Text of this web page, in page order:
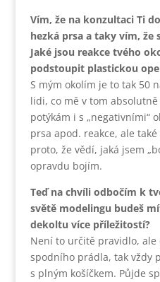
Vím, že na konzultaci Ti
hezká prsa a taky vím,
Jaké jsou reakce tvého
podstoupit plastickou
S mým okolím je to tak 50
lidi, co mě v tom
potýkám i s „negativními“
prsa apod. reakce, ale
proto, že vědí, jaká jsem
opravdu bojím.
Teď na chvíli odbočím k
světě modelingu budeš
dekoltu více příležitostí?
Není to určitě pravidlo, ale
spodního prádla, tak vždy
s plným košíčkem. Půjde